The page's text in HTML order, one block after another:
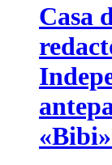
Casa